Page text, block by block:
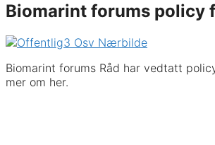
Biomarint forums policy
Biomarint forums Råd har vedtatt
mer om her.